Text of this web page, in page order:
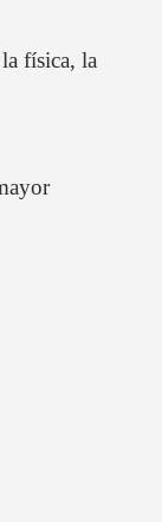
física, la